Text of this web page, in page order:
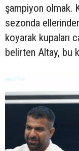
şampiyon olmak.
sezonda
koyarak kupaları
belirten Altay, bu